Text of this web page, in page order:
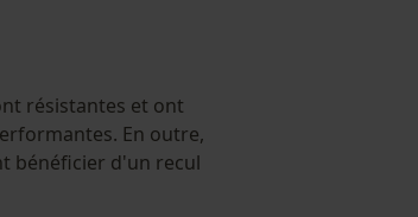
résistantes et ont
En outre,
bénéficier d'un recul